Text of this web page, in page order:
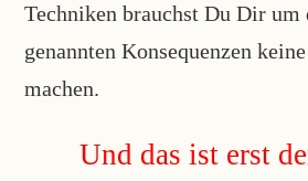
Techniken brauchst Du Dir um
genannten Konsequenzen
machen.
Und das ist erst